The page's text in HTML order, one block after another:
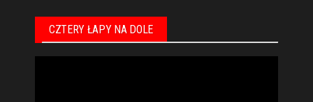
CZTERY ŁAPY NA DOLE